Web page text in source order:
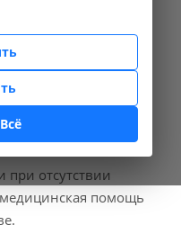
рентгенография
услуги (НМУ)
у которых есть
оказывается по
отсутствии
помощь